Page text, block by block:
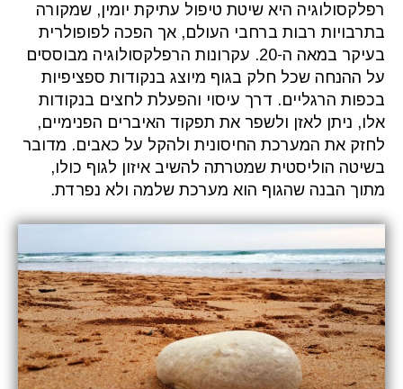
רפלקסולוגיה היא שיטת טיפול עתיקת יומין, שמקורה
בתרבויות רבות ברחבי העולם, אך הפכה לפופולרית
בעיקר במאה ה-20. עקרונות הרפלקסולוגיה מבוססים
על ההנחה שכל חלק בגוף מיוצג בנקודות ספציפיות
בכפות הרגליים. דרך עיסוי והפעלת לחצים בנקודות
אלו, ניתן לאזן ולשפר את תפקוד האיברים הפנימיים,
לחזק את המערכת החיסונית ולהקל על כאבים. מדובר
בשיטה הוליסטית שמטרתה להשיב איזון לגוף כולו,
מתוך הבנה שהגוף הוא מערכת שלמה ולא נפרדת.